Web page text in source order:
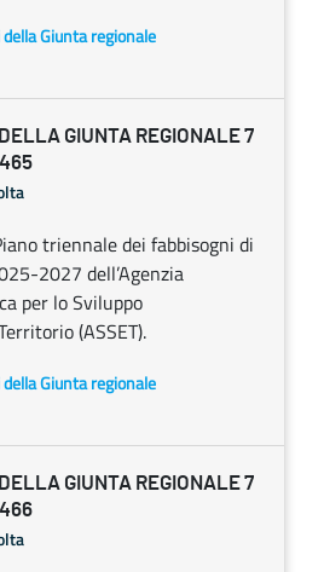
Giunta regionale
GIUNTA REGIONALE 7
triennale dei fabbisogni di
2027 dell’Agenzia
per lo Sviluppo
(ASSET).
Giunta regionale
GIUNTA REGIONALE 7